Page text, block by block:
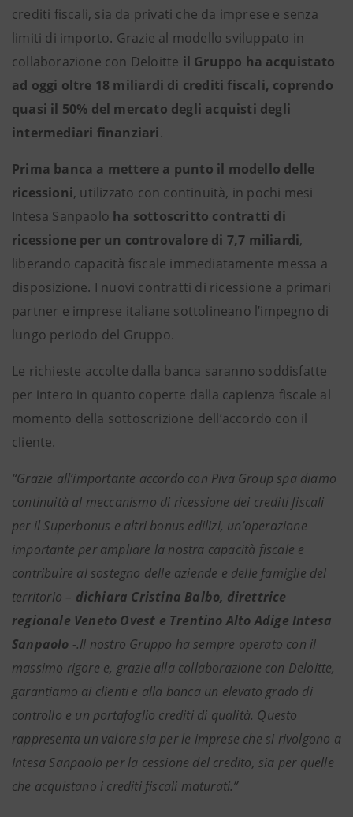
crediti fiscali, sia da privati che da imprese e senza
limiti di importo. Grazie al modello sviluppato in
collaborazione con Deloitte il Gruppo ha acquistato
ad oggi oltre 18 miliardi di crediti fiscali, coprendo
quasi il 50% del mercato degli acquisti degli
intermediari finanziari.
Prima banca a mettere a punto il modello delle
ricessioni, utilizzato con continuità, in pochi mesi
Intesa Sanpaolo ha sottoscritto contratti di
ricessione per un controvalore di 7,7 miliardi,
liberando capacità fiscale immediatamente messa a
disposizione. I nuovi contratti di ricessione a primari
partner e imprese italiane sottolineano l’impegno di
lungo periodo del Gruppo.
Le richieste accolte dalla banca saranno soddisfatte
per intero in quanto coperte dalla capienza fiscale al
momento della sottoscrizione dell’accordo con il
cliente.
“Grazie all’importante accordo con Piva Group spa diamo
continuità al meccanismo di ricessione dei crediti fiscali
per il Superbonus e altri bonus edilizi, un’operazione
importante per ampliare la nostra capacità fiscale e
contribuire al sostegno delle aziende e delle famiglie del
territorio – dichiara Cristina Balbo, direttrice
regionale Veneto Ovest e Trentino Alto Adige Intesa
Sanpaolo -.Il nostro Gruppo ha sempre operato con il
massimo rigore e, grazie alla collaborazione con Deloitte,
garantiamo ai clienti e alla banca un elevato grado di
controllo e un portafoglio crediti di qualità. Questo
rappresenta un valore sia per le imprese che si rivolgono a
Intesa Sanpaolo per la cessione del credito, sia per quelle
che acquistano i crediti fiscali maturati.”